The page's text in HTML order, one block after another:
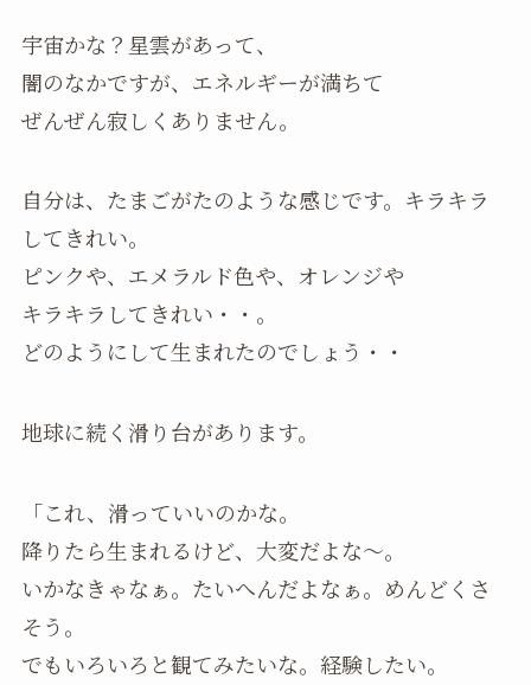
宇宙かな？星雲があって、
闇のなかですが、エネルギーが満ちて
ぜんぜん寂しくありません。
自分は、たまごがたのような感じです。キラキラ
してきれい。
ピンクや、エメラルド色や、オレンジや
キラキラしてきれい・・。
どのようにして生まれたのでしょう・・
地球に続く滑り台があります。
「これ、滑っていいのかな。
降りたら生まれるけど、大変だよな～。
いかなきゃなぁ。たいへんだよなぁ。めんどくさ
そう。
でもいろいろと観てみたいな。経験したい。